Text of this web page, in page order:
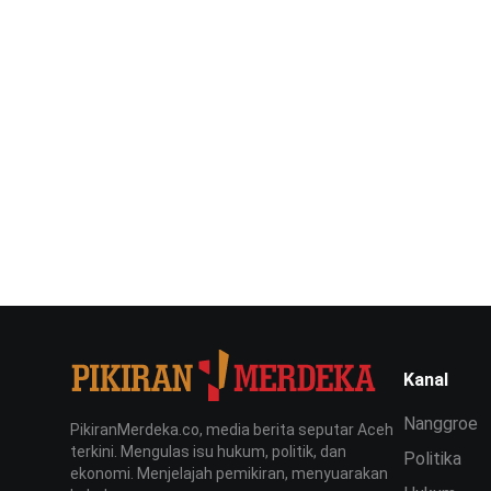
PikiranMerdeka.co, media berita seputar Aceh
terkini. Mengulas isu hukum, politik, dan
ekonomi. Menjelajah pemikiran, menyuarakan
Kanal
Nanggroe
Politika